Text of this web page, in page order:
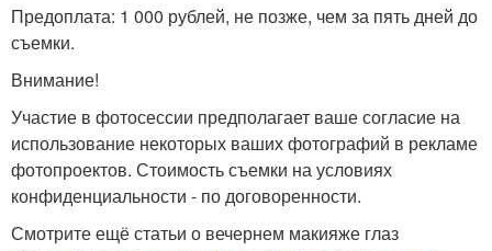
Предоплата: 1 000 рублей, не позже, чем за пять дней до
съемки.
Внимание!
Участие в фотосессии предполагает ваше согласие на
использование некоторых ваших фотографий в рекламе
фотопроектов. Стоимость съемки на условиях
конфиденциальности - по договоренности.
Смотрите ещё статьи о вечернем макияже глаз